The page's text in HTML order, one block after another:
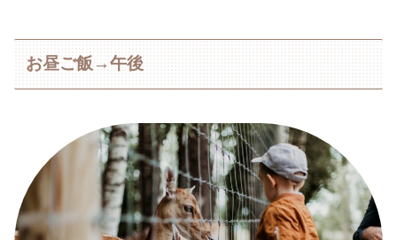
お昼ご飯→午後